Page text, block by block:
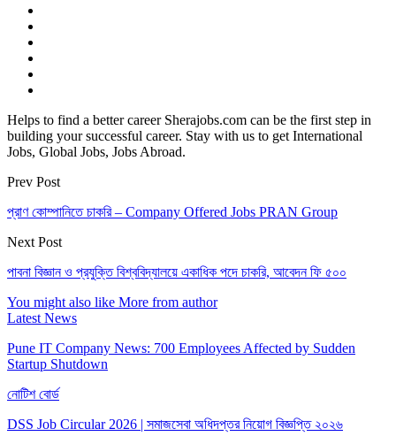
Helps to find a better career Sherajobs.com can be the first step in
building your successful career. Stay with us to get International
Jobs, Global Jobs, Jobs Abroad.
Prev Post
প্রাণ কোম্পানিতে চাকরি – Company Offered Jobs PRAN Group
Next Post
পাবনা বিজ্ঞান ও প্রযুক্তি বিশ্ববিদ্যালয়ে একাধিক পদে চাকরি, আবেদন ফি ৫০০
You might also like More from author
Latest News
Pune IT Company News: 700 Employees Affected by Sudden
Startup Shutdown
নোটিশ বোর্ড
DSS Job Circular 2026 | সমাজসেবা অধিদপ্তর নিয়োগ বিজ্ঞপ্তি ২০২৬